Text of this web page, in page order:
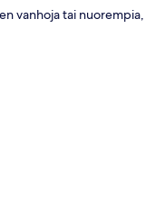
vanhoja tai nuorempia,